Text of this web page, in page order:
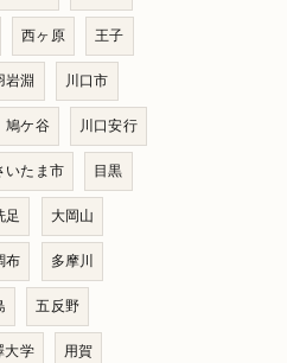
西ヶ原 王子
岩淵 川口市
鳩ケ谷 川口安行
いたま市 目黒
足 大岡山
布 多摩川
五反野
大学 用賀